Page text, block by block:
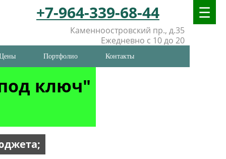
+7-964-339-68-44
Каменноостровский пр., д.35
Ежедневно с 10 до 20
Портфолио Контакты
ключ"